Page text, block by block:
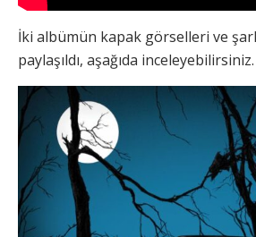
İki albümün kapak görselleri ve
paylaşıldı, aşağıda inceleyebilirsiniz.